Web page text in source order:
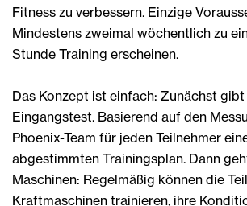
Fitness zu verbessern. Einzige
Mindestens zweimal wöchentlich zu
Stunde Training erscheinen.
Das Konzept ist einfach: Zunächst gibt
Eingangstest. Basierend auf den
Phoenix-Team für jeden Teilnehmer
abgestimmten Trainingsplan. Dann
Maschinen: Regelmäßig können die
Kraftmaschinen trainieren, ihre